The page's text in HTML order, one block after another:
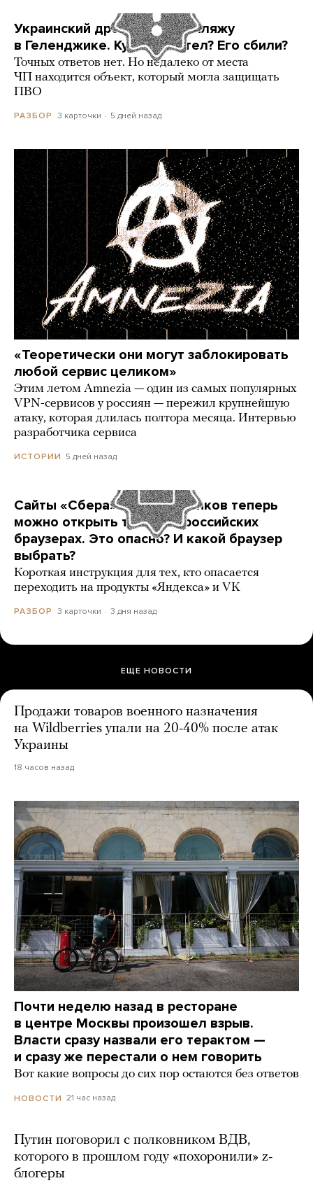
Украинский дрон попал по пляжу
в Геленджике. Куда он летел? Его сбили?
Точных ответов нет. Но недалеко от места
ЧП находится объект, который могла защищать
ПВО
РАЗБОР 3 карточки 5 дней назад
«Теоретически они могут заблокировать
любой сервис целиком»
Этим летом Amnezia — один из самых популярных
VPN-сервисов у россиян — пережил крупнейшую
атаку, которая длилась полтора месяца. Интервью
разработчика сервиса
ИСТОРИИ 5 дней назад
Сайты «Сбера» и других банков теперь
можно открыть только в российских
браузерах. Это опасно? И какой браузер
выбрать?
Короткая инструкция для тех, кто опасается
переходить на продукты «Яндекса» и VK
РАЗБОР 3 карточки 3 дня назад
ЕЩЕ НОВОСТИ
Продажи товаров военного назначения
на Wildberries упали на 20-40% после атак
Украины
18 часов назад
Почти неделю назад в ресторане
в центре Москвы произошел взрыв.
Власти сразу назвали его терактом —
и сразу же перестали о нем говорить
Вот какие вопросы до сих пор остаются без ответов
НОВОСТИ 21 час назад
Путин поговорил с полковником ВДВ,
которого в прошлом году «похоронили» z-
блогеры